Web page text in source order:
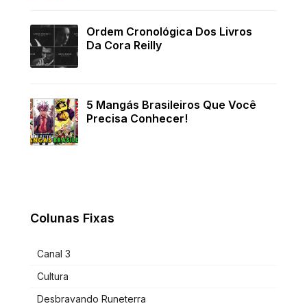
Ordem Cronológica Dos Livros
Da Cora Reilly
5 Mangás Brasileiros Que Você
Precisa Conhecer!
Colunas Fixas
Canal 3
Cultura
Desbravando Runeterra